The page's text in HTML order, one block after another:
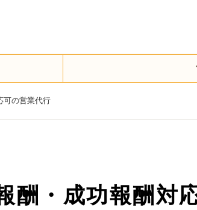
可の営業代行
酬・成功報酬対